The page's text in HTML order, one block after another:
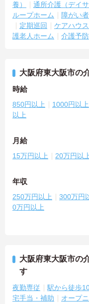
養）
通所介護（デイサ
ループホーム
障がい
定期巡回
ケアハウ
護老人ホーム
介護予防
大阪府東大阪市の
時給
850円以上 1000円以上
以上
月給
15万円以上 20万円以
年収
250万円以上 300万円
0万円以上
大阪府東大阪市の
す
夜勤専従 駅から徒歩
宅手当・補助
オープ